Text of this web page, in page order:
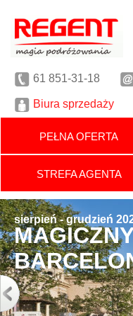
61 851-31-18
Biura sprzedaży
PEŁNA OFERTA
STREFA AGENTA
sierpień - grudzień